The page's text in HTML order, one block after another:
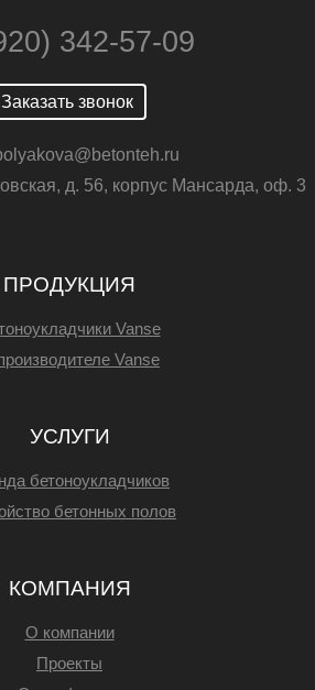
342-57-09
Заказать звонок
д. 56, корпус Мансарда, оф. 3
ПРОДУКЦИЯ
Vanse
Vanse
УСЛУГИ
бетоноукладчиков
бетонных полов
КОМПАНИЯ
О компании
Проекты